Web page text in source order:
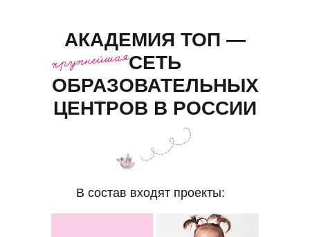
АКАДЕМИЯ ТОП —
СЕТЬ
ОБРАЗОВАТЕЛЬНЫХ
ЦЕНТРОВ В РОССИИ
В состав входят проекты: